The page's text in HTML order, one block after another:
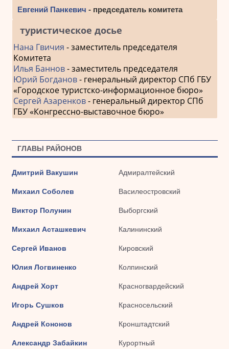
Евгений Панкевич - председатель комитета
туристическое досье
Нана Гвичия - заместитель председателя
Комитета
Илья Баннов- заместитель председателя
Юрий Богданов- генеральный директор СПб ГБУ
«Городское туристско-информационное бюро»
Сергей Азаренков- генеральный директор СПб
ГБУ «Конгрессно-выставочное бюро»
ГЛАВЫ РАЙОНОВ
Дмитрий Вакушин Адмиралтейский
Михаил Соболев Василеостровский
Виктор Полунин Выборгский
Михаил Асташкевич Калининский
Сергей Иванов Кировский
Юлия Логвиненко Колпинский
Андрей Хорт Красногвардейский
Игорь Сушков Красносельский
Андрей Кононов Кронштадтский
Александр Забайкин Курортный